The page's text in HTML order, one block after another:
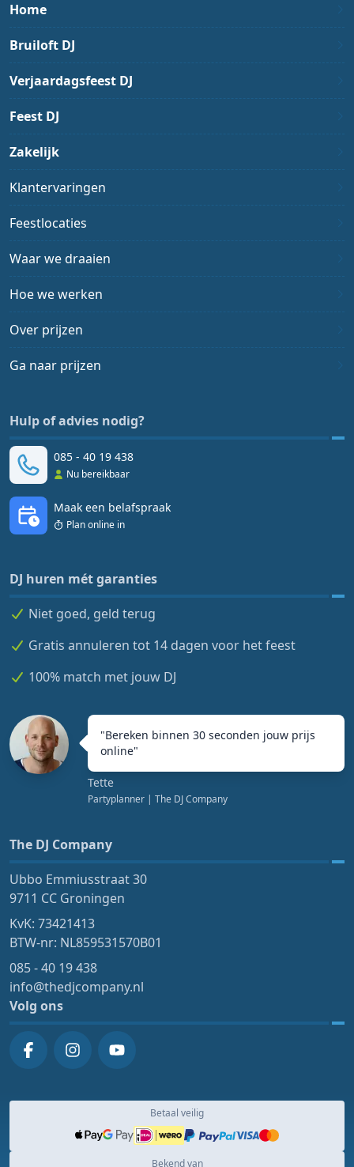
Home
Bruiloft DJ
Verjaardagsfeest DJ
Feest DJ
Zakelijk
Klantervaringen
Feestlocaties
Waar we draaien
Hoe we werken
Over prijzen
Ga naar prijzen
Hulp of advies nodig?
085 - 40 19 438
Nu bereikbaar
Maak een belafspraak
Plan online in
DJ huren mét garanties
Niet goed, geld terug
Gratis annuleren tot 14 dagen voor het feest
100% match met jouw DJ
"Bereken binnen 30 seconden jouw prijs
online"
Tette
Partyplanner | The DJ Company
The DJ Company
Ubbo Emmiusstraat 30
9711 CC Groningen
KvK: 73421413
BTW-nr: NL859531570B01
085 - 40 19 438
info@thedjcompany.nl
Volg ons
Betaal veilig
Bekend van